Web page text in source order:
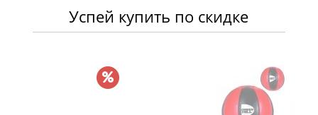
Успей купить по скидке